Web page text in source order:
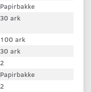
Papirbakke
30 ark
100 ark
30 ark
2
Papirbakke
2